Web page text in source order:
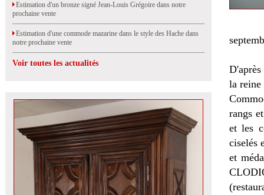
Estimation d'un bronze signé Jean-Louis Grégoire dans notre
prochaine vente
Estimation d'une commode mazarine dans le style des Hache dans
notre prochaine vente
Voir toutes les actualités
la reine
rangs
et les
ciselés
et